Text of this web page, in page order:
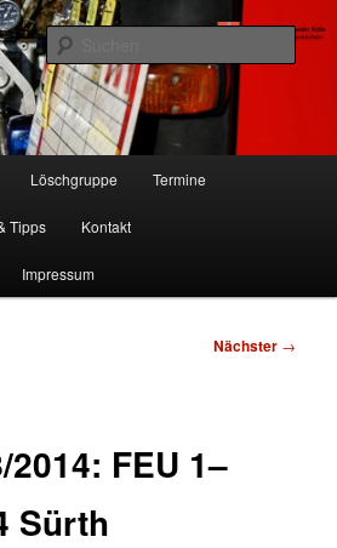
Löschgruppe Rodenkirchen
Löschgruppe Termine
Tipps Kontakt
Impressum
Nächster →
FEU 1–
Sürth